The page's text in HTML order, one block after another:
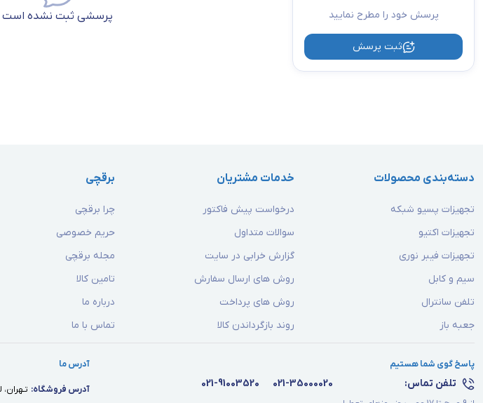
پرسش خود را مطرح نمایید
ثبت پرسش
پرسشی ثبت نشده است
دسته‌بندی محصولات
تجهیزات پسیو شبکه
تجهیزات اکتیو
تجهیزات فیبر نوری
سیم و کابل
تلفن سانترال
جعبه باز
خدمات مشتریان
درخواست پیش فاکتور
سوالات متداول
گزارش خرابی در سایت
روش های ارسال سفارش
روش های پرداخت
روند بازگرداندن کالا
برقچی
چرا برقچی
حریم خصوصی
مجله برقچی
تامین کالا
درباره ما
تماس با ما
پاسخ گوی شما هستیم
تلفن تماس: 021-35000020
021-91003520
آدرس ما
آدرس فروشگاه: تـهران،